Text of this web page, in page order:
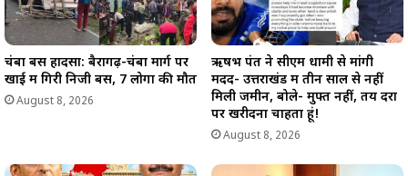
चंबा बस हादसा: बैरागढ़-चंबा मार्ग पर
खाई में गिरी निजी बस, 7 लोगों की मौत
August 8, 2026
ऋषभ पंत ने सीएम धामी से मांगी
मदद- उत्तराखंड में तीन साल से नहीं
मिली जमीन, बोले- मुफ्त नहीं, तय दरों
पर खरीदना चाहता हूं!
August 8, 2026